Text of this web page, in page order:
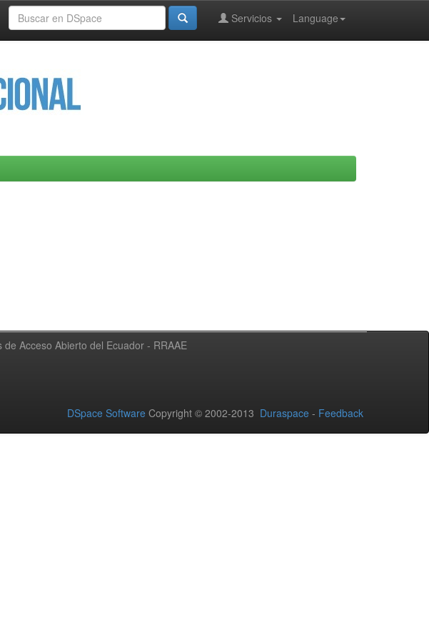
Language
Servicios
Acceso Abierto del Ecuador - RRAAE
DSpace Software Copyright © 2002-2013 Duraspace - Feedback